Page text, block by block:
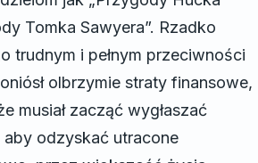
Tomka Sawyera”. Rzadko
trudnym i pełnym przeciwności
olbrzymie straty finansowe,
musiał zacząć wygłaszać
aby odzyskać utracone